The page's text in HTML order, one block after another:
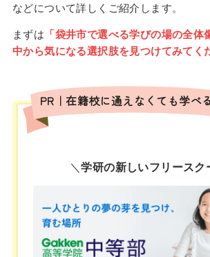
などについて詳しくご紹介します。
まずは 「袋井市で選べる学びの場の全体
中から気になる選択肢を見つけてみてく
PR｜在籍校に通えなくても学べ
＼学研の新しいフリースク